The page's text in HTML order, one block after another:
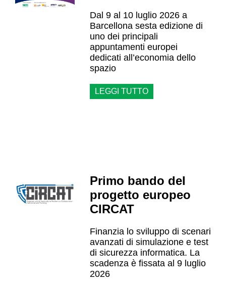
Dal 9 al 10 luglio 2026 a
Barcellona sesta edizione di
uno dei principali
appuntamenti europei
dedicati all’economia dello
spazio
LEGGI TUTTO
Primo bando del
progetto europeo
CIRCAT
Finanzia lo sviluppo di scenari
avanzati di simulazione e test
di sicurezza informatica. La
scadenza è fissata al 9 luglio
2026